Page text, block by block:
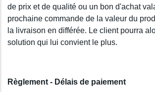
de prix et de qualité ou un bon d'achat
prochaine commande de la valeur du
la livraison en différée. Le client pourra
solution qui lui convient le plus.
Règlement - Délais de paiement